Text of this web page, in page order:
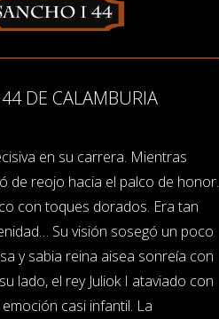
DE CALAMBURIA
en su carrera. Mientras
de reojo hacia el palco de honor.
con toques dorados. Era tan
Su visión sosegó un poco
y sabia reina aisea sonreía con
lado, el rey Juliok I ataviado con
casi infantil. La